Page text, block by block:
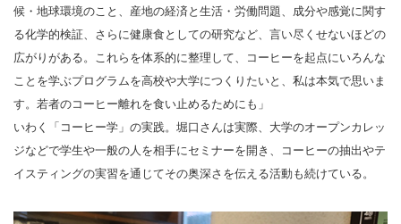
候・地球環境のこと、産地の経済と生活・労働問題、成分や感覚に関す
る化学的検証、さらに健康食としての研究など、言い尽くせないほどの
広がりがある。これらを体系的に整理して、コーヒーを起点にいろんな
ことを学ぶプログラムを高校や大学につくりたいと、私は本気で思いま
す。若者のコーヒー離れを食い止めるためにも」
いわく「コーヒー学」の実践。堀口さんは実際、大学のオープンカレッ
ジなどで学生や一般の人を相手にセミナーを開き、コーヒーの抽出やテ
イスティングの実習を通じてその奥深さを伝える活動も続けている。